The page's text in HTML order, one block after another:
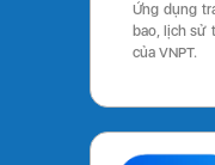
Ứng dụng
bao, lịch sử
của VNPT.